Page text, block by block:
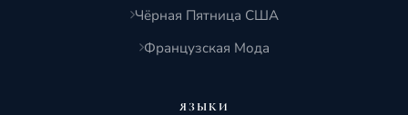
Чёрная Пятница США
Французская Мода
ЯЗЫКИ